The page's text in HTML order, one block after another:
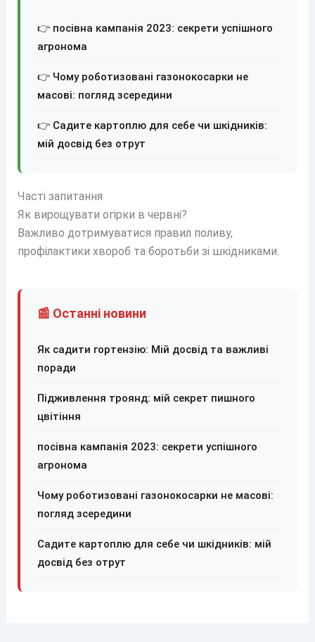
👉 посівна кампанія 2023: секрети успішного
агронома
👉 Чому роботизовані газонокосарки не
масові: погляд зсередини
👉 Садите картоплю для себе чи шкідників:
мій досвід без отрут
Часті запитання
Як вирощувати огірки в червні?
Важливо дотримуватися правил поливу,
профілактики хвороб та боротьби зі шкідниками.
📰 Останні новини
Як садити гортензію: Мій досвід та важливі
поради
Підживлення троянд: мій секрет пишного
цвітіння
посівна кампанія 2023: секрети успішного
агронома
Чому роботизовані газонокосарки не масові:
погляд зсередини
Садите картоплю для себе чи шкідників: мій
досвід без отрут